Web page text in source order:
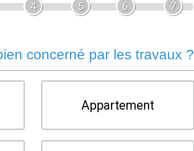
4 5 6 7
concerné par les travaux ?
Appartement